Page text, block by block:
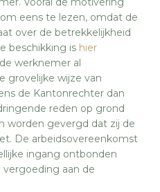
eens te lezen, omdat de
over de betrekkelijkheid
beschikking is hier
werknemer al
grovelijke wijze van
de Kantonrechter dan
reden op grond
worden gevergd dat zij de
De arbeidsovereenkomst
ingang ontbonden
aan de